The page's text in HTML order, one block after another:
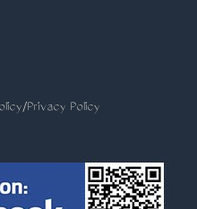
Privacy Policy